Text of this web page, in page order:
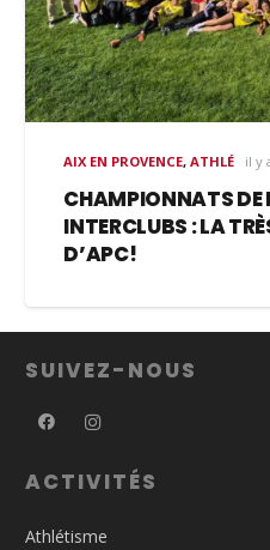
AIX EN PROVENCE,ATHLÉ il y
CHAMPIONNATS DE
INTERCLUBS : LA
D’APC!
SUIVEZ-NOUS
ACTIVITÉS
Athlétisme